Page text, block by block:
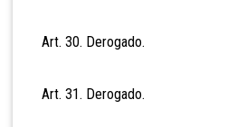
Art. 30. Derogado.
Art. 31. Derogado.